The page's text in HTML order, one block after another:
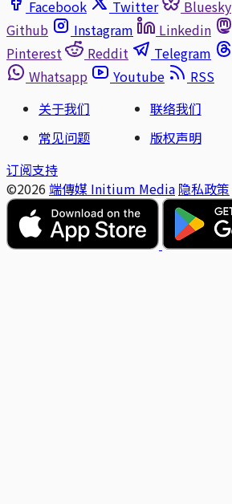
Facebook
Twitter Bluesky
Github
Instagram Linkedin
Pinterest
Reddit Telegram
Whatsapp
Youtube
RSS
关于我们
联络我们
常见问题
版权声明
订阅支持
©2026 端傳媒 Initium Media 隐私政策